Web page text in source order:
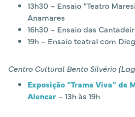
13h30 – Ensaio “Teatro
Anamares
16h30 – Ensaio das
19h – Ensaio teatral com
Centro Cultural Bento Silvério
Exposição “Trama Viva” de
Alencar – 13h às 19h